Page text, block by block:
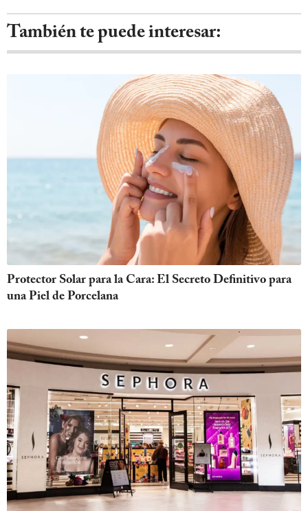
También te puede interesar:
Protector Solar para la Cara: El Secreto Definitivo para
una Piel de Porcelana